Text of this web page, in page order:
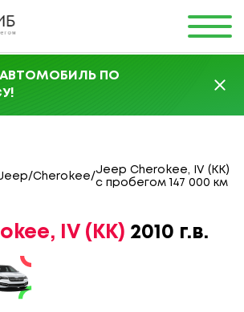
АВТОМОБИЛЬ ПО
/Cherokee/
Jeep Cherokee, IV (KK)
с пробегом 147 000 км
IV (KK) 2010 г.в.